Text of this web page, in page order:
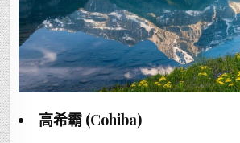
高希霸 (Cohiba)